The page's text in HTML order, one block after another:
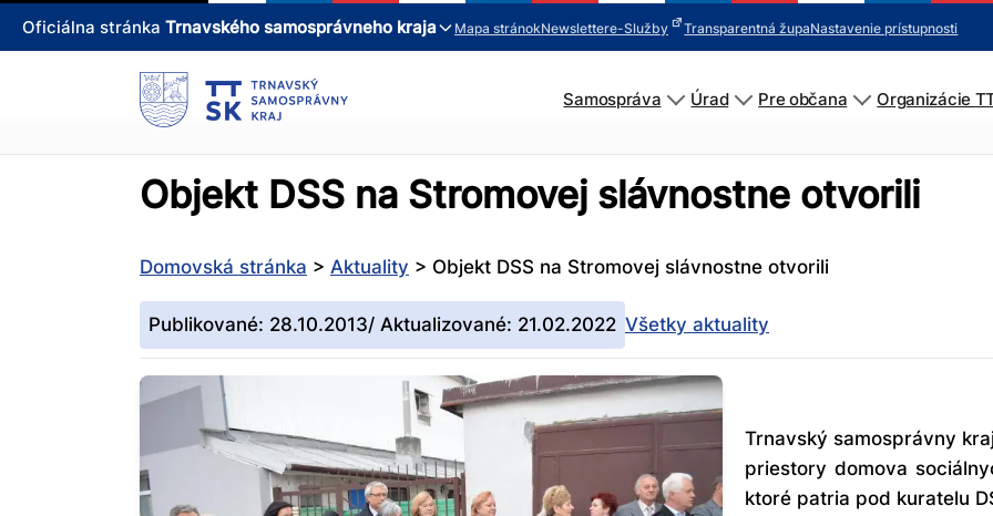
Oficiálna stránka Trnavského samosprávneho kraja Mapa stránokNewslettere-Služby Transparentná župaNastavenie prístupnosti
Samospráva Úrad Pre občana Organizácie
Objekt DSS na Stromovej slávnostne otvorili
Domovská stránka > Aktuality > Objekt DSS na Stromovej slávnostne otvorili
Publikované: 28.10.2013/ Aktualizované: 21.02.2022 Všetky aktuality
Trnavský samosprávny
priestory domova
ktoré patria pod kuratelu